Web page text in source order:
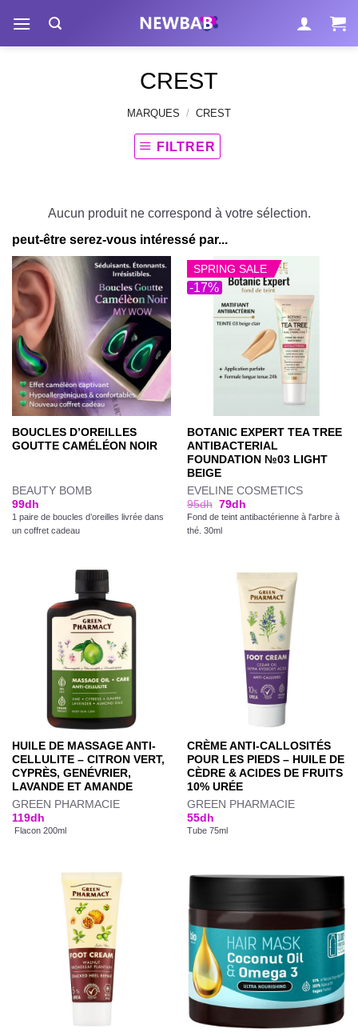
contenu
CREST
MARQUES / CREST
FILTRER
Aucun produit ne correspond à votre sélection.
peut-être serez-vous intéressé par...
BOUCLES D’OREILLES
GOUTTE CAMÉLÉON NOIR
BEAUTY BOMB
99dh
1 paire de boucles d’oreilles livrée dans
un coffret cadeau
-17%
SPRING SALE
BOTANIC EXPERT TEA TREE
ANTIBACTERIAL
FOUNDATION №03 LIGHT
BEIGE
EVELINE COSMETICS
95dh 79dh
Fond de teint antibactérienne à l'arbre à
thé. 30ml
HUILE DE MASSAGE ANTI-
CELLULITE – CITRON VERT,
CYPRÈS, GENÉVRIER,
LAVANDE ET AMANDE
GREEN PHARMACIE
119dh
Flacon 200ml
CRÈME ANTI-CALLOSITÉS
POUR LES PIEDS – HUILE DE
CÈDRE & ACIDES DE FRUITS
10% URÉE
GREEN PHARMACIE
55dh
Tube 75ml